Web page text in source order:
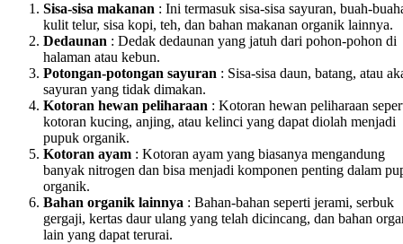
Sisa-sisa makanan : Ini termasuk sisa-sisa sayuran, buah-
kulit telur, sisa kopi, teh, dan bahan makanan organik lainnya.
Dedaunan : Dedak dedaunan yang jatuh dari pohon-pohon di
halaman atau kebun.
Potongan-potongan sayuran : Sisa-sisa daun, batang, atau
sayuran yang tidak dimakan.
Kotoran hewan peliharaan : Kotoran hewan peliharaan
kotoran kucing, anjing, atau kelinci yang dapat diolah menjadi
pupuk organik.
Kotoran ayam : Kotoran ayam yang biasanya mengandung
banyak nitrogen dan bisa menjadi komponen penting dalam
organik.
Bahan organik lainnya : Bahan-bahan seperti jerami, serbuk
gergaji, kertas daur ulang yang telah dicincang, dan bahan
lain yang dapat terurai.